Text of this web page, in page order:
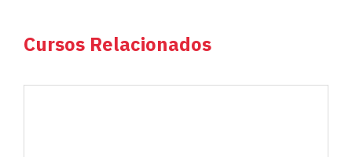
Cursos Relacionados